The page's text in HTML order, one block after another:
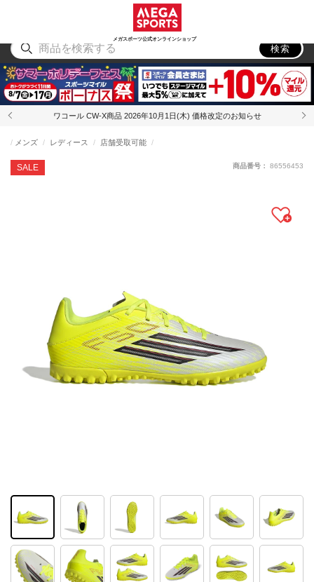
メガスポーツ公式オンラインショップ
アウトドア
検索
ワコール CW-X商品 2026年10月1日(木) 価格改定のお知らせ
SALE
メンズ レディース 店舗受取可能
商品番号： 86556453